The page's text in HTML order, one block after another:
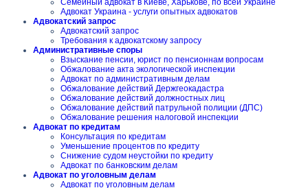
Семейный адвокат в Киеве, Харькове, по всей Украине
Адвокат Украина - услуги опытных адвокатов
Адвокатский запрос
Адвокатский запрос
Требования к адвокатскому запросу
Административные споры
Взыскание пенсии, юрист по пенсионнам вопросам
Обжалование акта экологической инспекции
Адвокат по административным делам
Обжалование действий Держгеокадастра
Обжалование действий должностных лиц
Обжалование действий патрульной полиции (ДПС)
Обжалование решения налоговой инспекции
Адвокат по кредитам
Консультация по кредитам
Уменьшение процентов по кредиту
Снижение судом неустойки по кредиту
Адвокат по банковским делам
Адвокат по уголовным делам
Адвокат по уголовным делам